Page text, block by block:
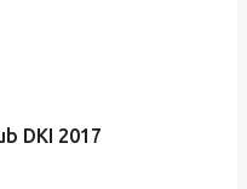
DKI 2017